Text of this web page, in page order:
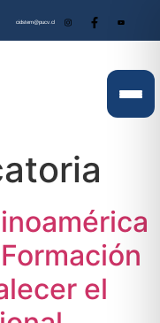
cidstem@pucv.cl
el